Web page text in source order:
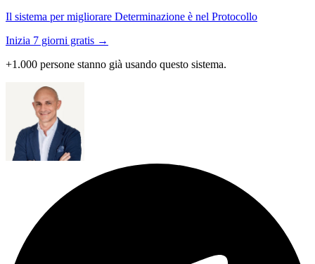
Il sistema per migliorare Determinazione è nel Protocollo
Inizia 7 giorni gratis →
+1.000 persone stanno già usando questo sistema.